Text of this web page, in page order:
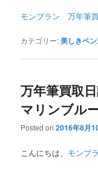
モンブラン 万年筆
カテゴリー:美しきペ
万年筆買取
マリンブル
Posted on2016年8月
こんにちは、 モンブ